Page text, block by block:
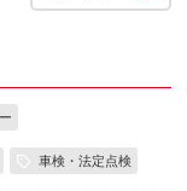
車検・法定点検